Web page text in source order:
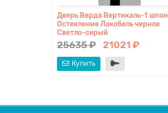
Дверь Верда Вертикаль-1 шпон
Остекление Лакобель черное
Светло-серый
25635 ₽ 21021 ₽
Купить